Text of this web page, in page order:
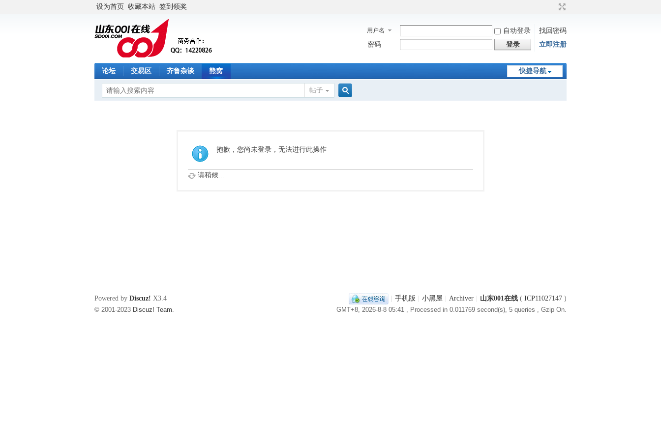
设为首页 收藏本站 签到领奖
用户名 自动登录
找回密码
密码
登录 立即注册
快捷导航
论坛 交易区 齐鲁杂谈 熊窝
帖子
抱歉，您尚未登录，无法进行此操作
请稍候...
手机版 小黑屋 Archiver 山东001在线 ( ICP11027147 )
GMT+8, 2026-8-8 05:41 , Processed in 0.011769 second(s), 5 queries , Gzip On.
Powered by Discuz! X3.4
© 2001-2023 Discuz! Team.